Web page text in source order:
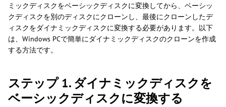
ミックディスクをベーシックディスクに変換してから、ベーシッ
クディスクを別のディスクにクローンし、最後にクローンしたデ
ィスクをダイナミックディスクに変換する必要があります。以下
は、Windows PCで簡単にダイナミックディスクのクローンを作成
する方法です。
ステップ 1. ダイナミックディスクを
ベーシックディスクに変換する